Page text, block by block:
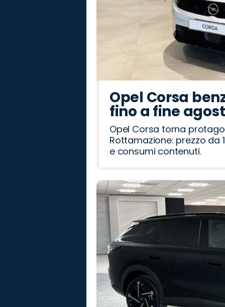
Opel Corsa
fino a fine
Opel Corsa torna
Rottamazione: prezzo da
e consumi contenuti.